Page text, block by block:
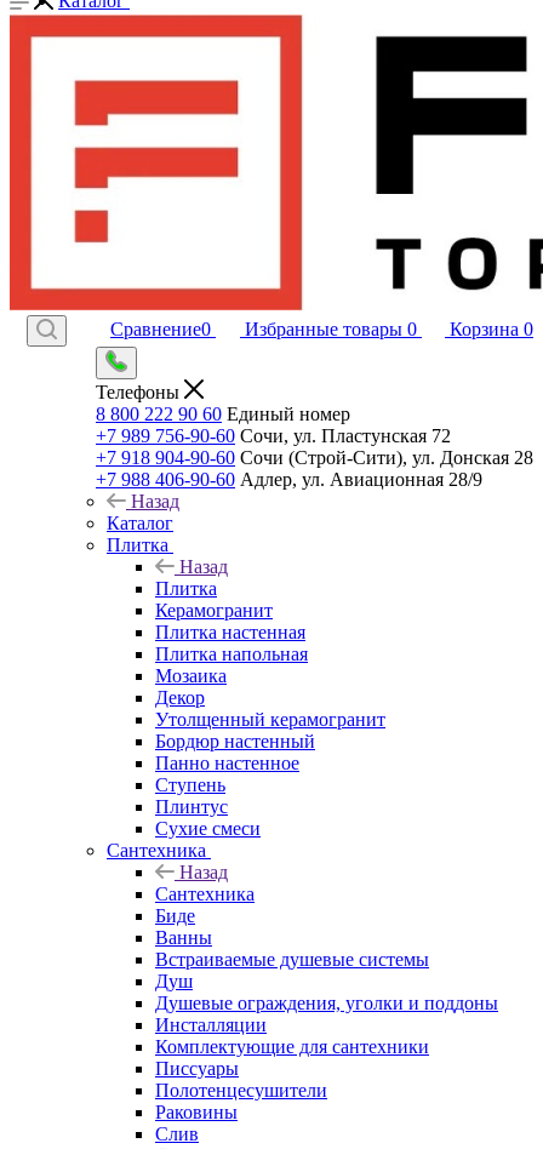
Сравнение0 Избранные товары 0 Корзина 0
Телефоны
8 800 222 90 60 Единый номер
+7 989 756-90-60 Сочи, ул. Пластунская 72
+7 918 904-90-60 Сочи (Строй-Сити), ул. Донская 28
+7 988 406-90-60 Адлер, ул. Авиационная 28/9
Назад
Каталог
Плитка
Назад
Плитка
Керамогранит
Плитка настенная
Плитка напольная
Мозаика
Декор
Утолщенный керамогранит
Бордюр настенный
Панно настенное
Ступень
Плинтус
Сухие смеси
Сантехника
Назад
Сантехника
Биде
Ванны
Встраиваемые душевые системы
Душ
Душевые ограждения, уголки и поддоны
Инсталляции
Комплектующие для сантехники
Писсуары
Полотенцесушители
Раковины
Слив